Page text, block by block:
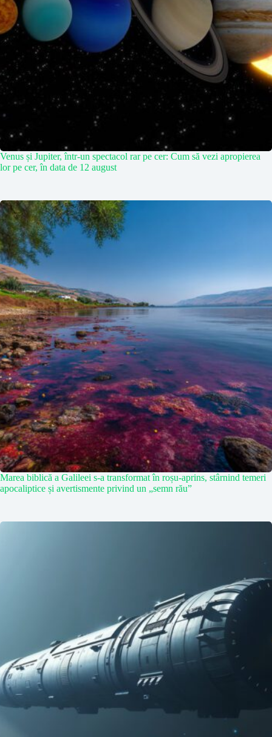
Venus și Jupiter, într-un spectacol rar pe cer: Cum să vezi apropierea
lor pe cer, în data de 12 august
Marea biblică a Galileei s-a transformat în roșu-aprins, stârnind temeri
apocaliptice și avertismente privind un „semn rău”